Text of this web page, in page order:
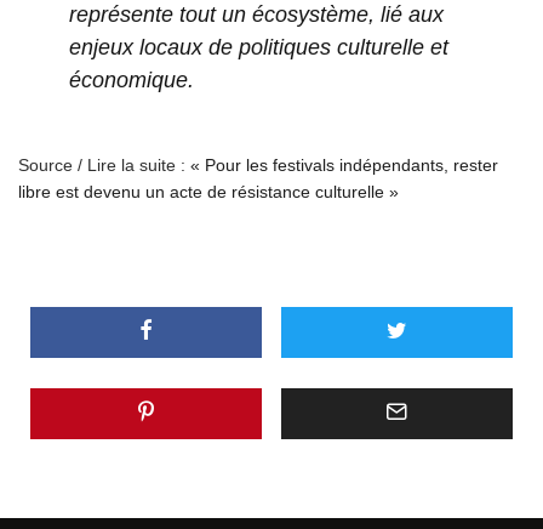
représente tout un écosystème, lié aux
enjeux locaux de politiques culturelle et
économique.
Source / Lire la suite : « Pour les festivals indépendants, rester
libre est devenu un acte de résistance culturelle »